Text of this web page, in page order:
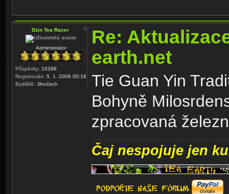
Dzin Tea Racer
Administrátor
Příspěvky: 10398
Registrován: 5. 1. 2008 00:18
Bydliště: Jihočech
Re:
earth.net
Tie Guan Yin
Bohyně
zpracovaná
Čaj nespojuje jen